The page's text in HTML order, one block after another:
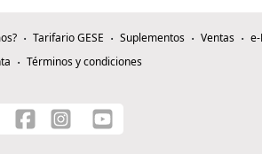
Tarifario GESE Suplementos Ventas
Términos y condiciones